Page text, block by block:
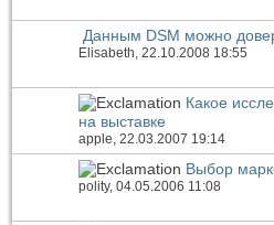
Данным DSM можно
Elisabeth, 22.10.2008 18:55
Какое
на выставке
apple , 22.03.2007 19:14
Выбор
polity, 04.05.2006 11:08